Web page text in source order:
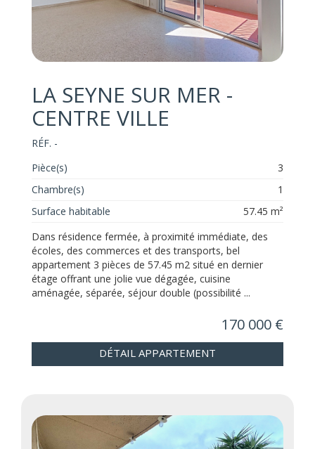
LA SEYNE SUR MER -
CENTRE VILLE
RÉF. -
Pièce(s)
3
Chambre(s)
1
Surface habitable
57.45 m²
Dans résidence fermée, à proximité immédiate, des
écoles, des commerces et des transports, bel
appartement 3 pièces de 57.45 m2 situé en dernier
étage offrant une jolie vue dégagée, cuisine
aménagée, séparée, séjour double (possibilité ...
170 000 €
DÉTAIL APPARTEMENT